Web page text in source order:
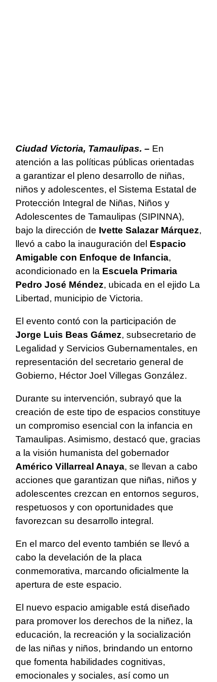
Ciudad Victoria, Tamaulipas. – En
atención a las políticas públicas orientadas
a garantizar el pleno desarrollo de niñas,
niños y adolescentes, el Sistema Estatal de
Protección Integral de Niñas, Niños y
Adolescentes de Tamaulipas (SIPINNA),
bajo la dirección de Ivette Salazar Márquez,
llevó a cabo la inauguración del Espacio
Amigable con Enfoque de Infancia,
acondicionado en la Escuela Primaria
Pedro José Méndez, ubicada en el ejido La
Libertad, municipio de Victoria.
El evento contó con la participación de
Jorge Luis Beas Gámez, subsecretario de
Legalidad y Servicios Gubernamentales, en
representación del secretario general de
Gobierno, Héctor Joel Villegas González.
Durante su intervención, subrayó que la
creación de este tipo de espacios constituye
un compromiso esencial con la infancia en
Tamaulipas. Asimismo, destacó que, gracias
a la visión humanista del gobernador
Américo Villarreal Anaya, se llevan a cabo
acciones que garantizan que niñas, niños y
adolescentes crezcan en entornos seguros,
respetuosos y con oportunidades que
favorezcan su desarrollo integral.
En el marco del evento también se llevó a
cabo la develación de la placa
conmemorativa, marcando oficialmente la
apertura de este espacio.
El nuevo espacio amigable está diseñado
para promover los derechos de la niñez, la
educación, la recreación y la socialización
de las niñas y niños, brindando un entorno
que fomenta habilidades cognitivas,
emocionales y sociales, así como un